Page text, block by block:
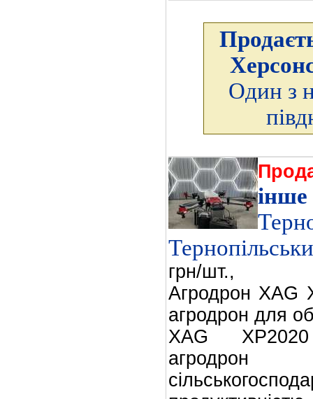
Один з
інше
грн/шт.,
Агродрон XAG
агродрон для
XAG